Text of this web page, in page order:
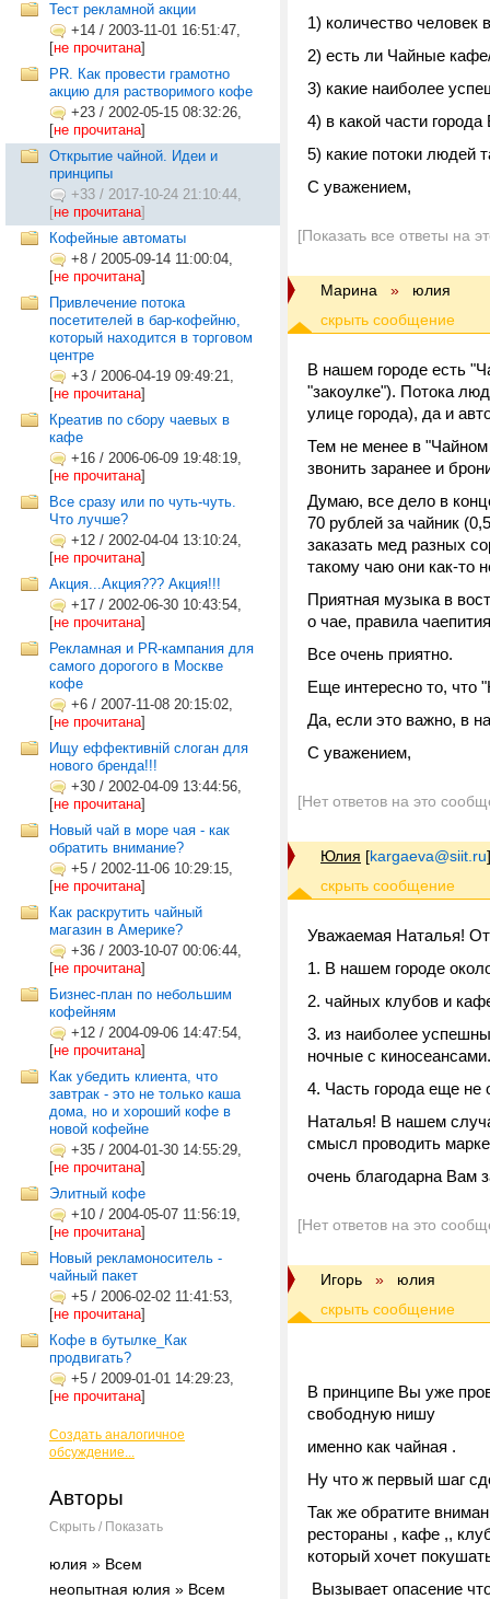
Тест рекламной акции
+14 / 2003-11-01 16:51:47,
[не прочитана]
PR. Как провести грамотно
акцию для растворимого кофе
+23 / 2002-05-15 08:32:26,
[не прочитана]
Открытие чайной. Идеи и
принципы
+33 / 2017-10-24 21:10:44,
[не прочитана]
Кофейные автоматы
+8 / 2005-09-14 11:00:04,
[не прочитана]
Привлечение потока
посетителей в бар-кофейню,
который находится в торговом
центре
+3 / 2006-04-19 09:49:21,
[не прочитана]
Креатив по сбору чаевых в
кафе
+16 / 2006-06-09 19:48:19,
[не прочитана]
Все сразу или по чуть-чуть.
Что лучше?
+12 / 2002-04-04 13:10:24,
[не прочитана]
Акция...Акция??? Акция!!!
+17 / 2002-06-30 10:43:54,
[не прочитана]
Рекламная и PR-кампания для
самого дорогого в Москве
кофе
+6 / 2007-11-08 20:15:02,
[не прочитана]
Ищу еффективній слоган для
нового бренда!!!
+30 / 2002-04-09 13:44:56,
[не прочитана]
Новый чай в море чая - как
обратить внимание?
+5 / 2002-11-06 10:29:15,
[не прочитана]
Как раскрутить чайный
магазин в Америке?
+36 / 2003-10-07 00:06:44,
[не прочитана]
Бизнес-план по небольшим
кофейням
+12 / 2004-09-06 14:47:54,
[не прочитана]
Как убедить клиента, что
завтрак - это не только каша
дома, но и хороший кофе в
новой кофейне
+35 / 2004-01-30 14:55:29,
[не прочитана]
Элитный кофе
+10 / 2004-05-07 11:56:19,
[не прочитана]
Новый рекламоноситель -
чайный пакет
+5 / 2006-02-02 11:41:53,
[не прочитана]
Кофе в бутылке_Как
продвигать?
+5 / 2009-01-01 14:29:23,
[не прочитана]
Создать аналогичное
обсуждение...
Авторы
Скрыть / Показать
юлия » Всем
неопытная юлия » Всем
1) количество человек
2) есть ли Чайные
3) какие наиболее
4) в какой части
5) какие потоки людей
С уважением,
[Показать все ответы на
Марина » юлия
В нашем городе есть
"закоулке"). Потока
улице города), да и
Тем не менее в "Чайном
звонить заранее и
Думаю, все дело в
70 рублей за чайник
заказать мед разных
такому чаю они как-то
Приятная музыка в
о чае, правила
Все очень приятно.
Еще интересно то, что
Да, если это важно, в
С уважением,
[Нет ответов на это
Юлия [kargaeva@siit.ru]
Уважаемая Наталья!
1. В нашем городе
2. чайных клубов и
3. из наиболее
ночные с киносеансами.
4. Часть города еще не
Наталья! В нашем
смысл проводить
очень благодарна Вам
[Нет ответов на это
Игорь » юлия
В принципе Вы уже
свободную нишу
именно как чайная .
Ну что ж первый шаг
Так же обратите
рестораны , кафе ,,
который хочет
Вызывает опасение